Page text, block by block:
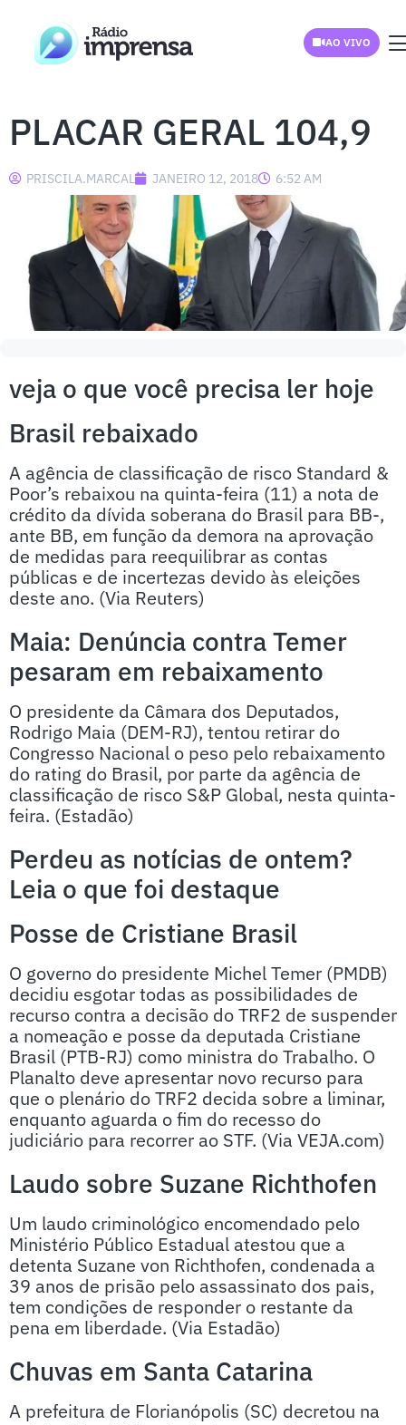
AO VIVO
PLACAR GERAL 104,9
PRISCILA.MARCAL JANEIRO 12, 2018 6:52 AM
veja o que você precisa ler hoje
Brasil rebaixado
A agência de classificação de risco Standard &
Poor’s rebaixou na quinta-feira (11) a nota de
crédito da dívida soberana do Brasil para BB-,
ante BB, em função da demora na aprovação
de medidas para reequilibrar as contas
públicas e de incertezas devido às eleições
deste ano. (Via Reuters)
Maia: Denúncia contra Temer
pesaram em rebaixamento
O presidente da Câmara dos Deputados,
Rodrigo Maia (DEM-RJ), tentou retirar do
Congresso Nacional o peso pelo rebaixamento
do rating do Brasil, por parte da agência de
classificação de risco S&P Global, nesta quinta-
feira. (Estadão)
Perdeu as notícias de ontem?
Leia o que foi destaque
Posse de Cristiane Brasil
O governo do presidente Michel Temer (PMDB)
decidiu esgotar todas as possibilidades de
recurso contra a decisão do TRF2 de suspender
a nomeação e posse da deputada Cristiane
Brasil (PTB-RJ) como ministra do Trabalho. O
Planalto deve apresentar novo recurso para
que o plenário do TRF2 decida sobre a liminar,
enquanto aguarda o fim do recesso do
judiciário para recorrer ao STF. (Via VEJA.com)
Laudo sobre Suzane Richthofen
Um laudo criminológico encomendado pelo
Ministério Público Estadual atestou que a
detenta Suzane von Richthofen, condenada a
39 anos de prisão pelo assassinato dos pais,
tem condições de responder o restante da
pena em liberdade. (Via Estadão)
Chuvas em Santa Catarina
A prefeitura de Florianópolis (SC) decretou na